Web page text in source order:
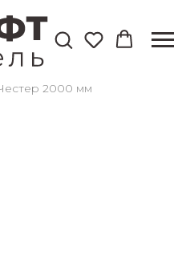
2000 мм